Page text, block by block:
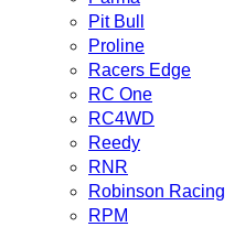
Pit Bull
Proline
Racers Edge
RC One
RC4WD
Reedy
RNR
Robinson Racing
RPM